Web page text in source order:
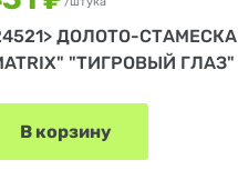
ДОЛОТО-
"ТИГРОВЫЙ ГЛАЗ"
В корзину